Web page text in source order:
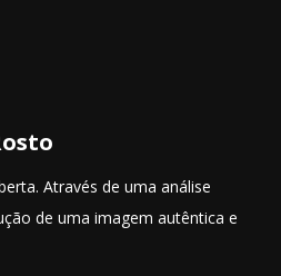
Através de uma análise
de uma imagem autêntica e